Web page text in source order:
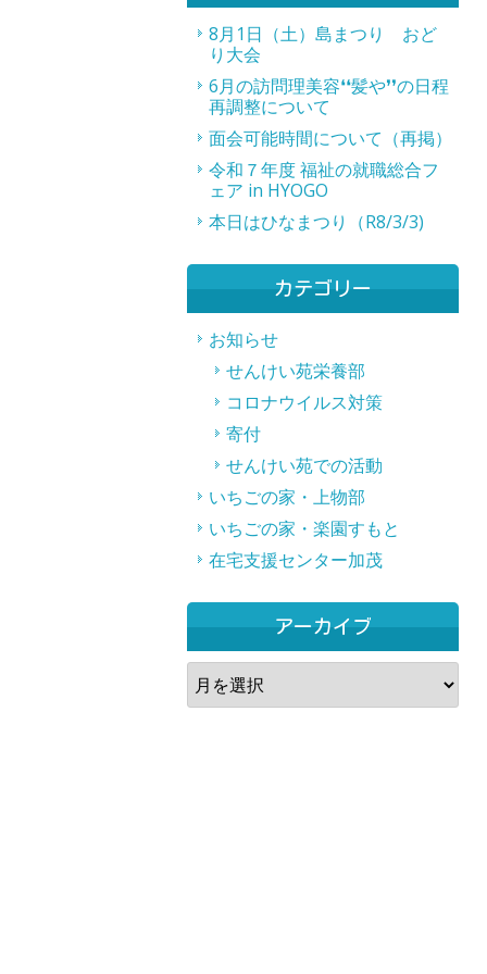
8月1日（土）島まつり おど
り大会
6月の訪問理美容❛❛髪や❜❜の日程
再調整について
面会可能時間について（再掲）
令和７年度 福祉の就職総合フ
ェア in HYOGO
本日はひなまつり（R8/3/3)
カテゴリー
お知らせ
せんけい苑栄養部
コロナウイルス対策
寄付
せんけい苑での活動
いちごの家・上物部
いちごの家・楽園すもと
在宅支援センター加茂
アーカイブ
ア
ー
カ